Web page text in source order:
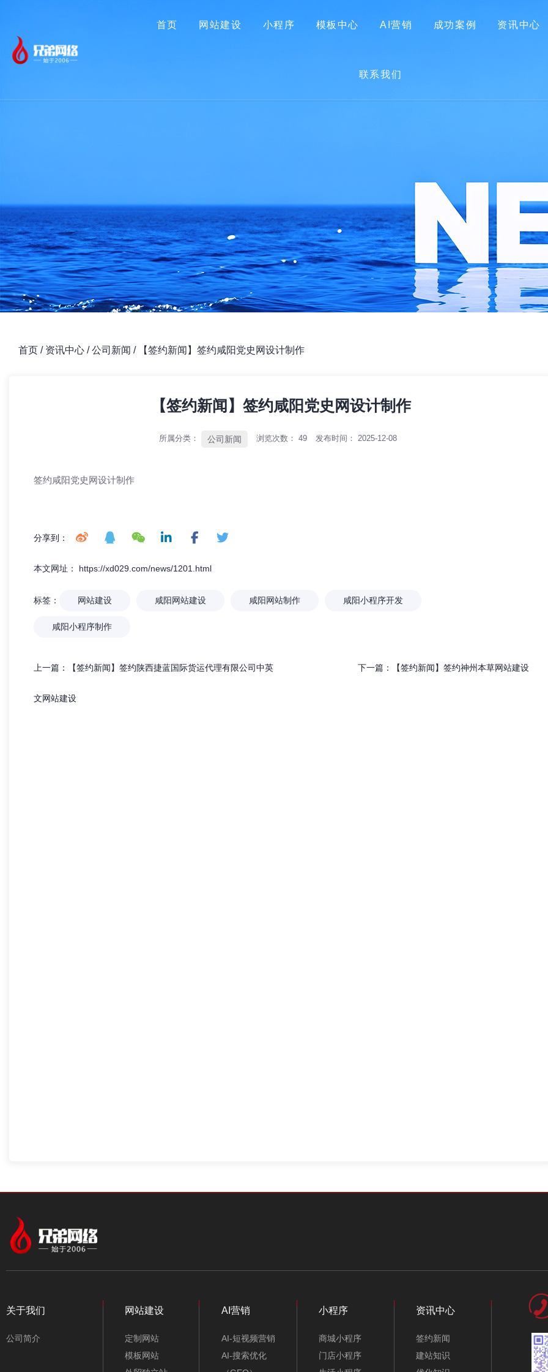
首页 网站建设 小程序 模板中心 AI营销 成功案例 资讯中心
联系我们
首页 关于我们 网站建设 小程序 模板中心
首页 / 资讯中心 /公司新闻 / 【签约新闻】签约咸阳党史网设计制作
【签约新闻】签约咸阳党史网设计制作
所属分类： 公司新闻 浏览次数：49 发布时间： 2025-12-08
签约咸阳党史网设计制作
分享到：
本文网址： https://xd029.com/news/1201.html
标签： 网站建设 咸阳网站建设 咸阳网站制作 咸阳小程序开发
咸阳小程序制作
上一篇： 【签约新闻】签约陕西捷蓝国际货运代理有限公司中英
文网站建设
下一篇： 【签约新闻】签约神州本草网站建设
烈祝贺 【兄弟网络】 喜迁新址！ 「兄弟网络」深耕西安20年：不只是做
关于我们
公司简介
网站建设
定制网站
模板网站
AI营销
AI-短视频营销
AI-搜索优化
小程序
商城小程序
门店小程序
资讯中心
签约新闻
建站知识